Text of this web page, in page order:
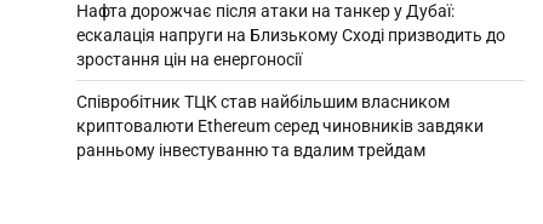
Нафта дорожчає після атаки на танкер у Дубаї:
ескалація напруги на Близькому Сході призводить до
зростання цін на енергоносії
Співробітник ТЦК став найбільшим власником
криптовалюти Ethereum серед чиновників завдяки
ранньому інвестуванню та вдалим трейдам